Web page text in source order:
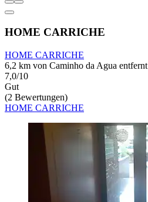
HOME CARRICHE
HOME CARRICHE
6,2 km von Caminho da Agua entfernt
7,0/10
Gut
(2 Bewertungen)
HOME CARRICHE